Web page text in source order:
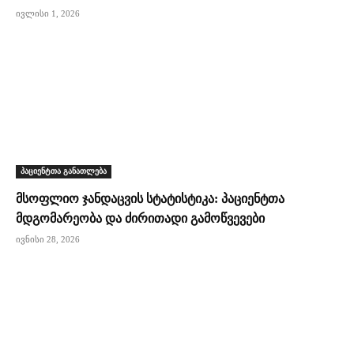
ივლისი 1, 2026
პაციენტთა განათლება
მსოფლიო ჯანდაცვის სტატისტიკა: პაციენტთა
მდგომარეობა და ძირითადი გამოწვევები
ივნისი 28, 2026